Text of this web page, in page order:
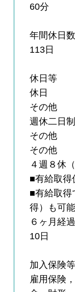
60分
年間休日数
113日
休日等
休日
その他
週休二日制
その他
その他
４週８休
■有給取得
■有給取得
得）も可
６ヶ月経
10日
加入保険等
雇用保険